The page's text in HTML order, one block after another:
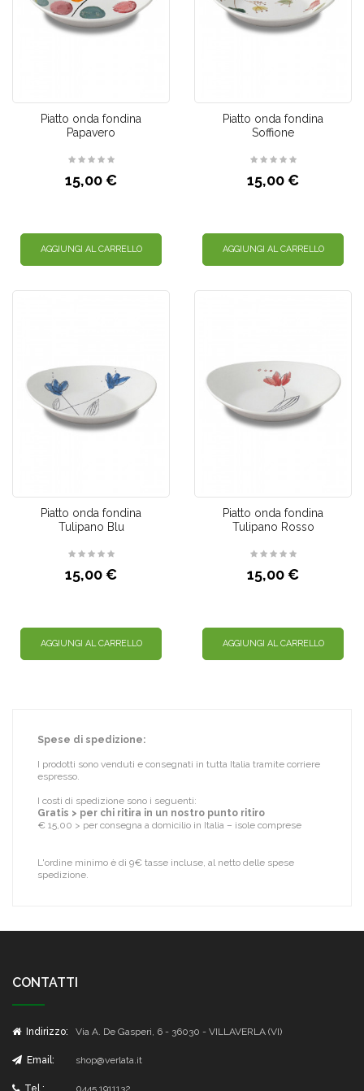
Piatto onda fondina
Papavero
15,00 €
AGGIUNGI AL CARRELLO
Piatto onda fondina
Soffione
15,00 €
AGGIUNGI AL CARRELLO
Piatto onda fondina
Tulipano Blu
15,00 €
AGGIUNGI AL CARRELLO
Piatto onda fondina
Tulipano Rosso
15,00 €
AGGIUNGI AL CARRELLO
Spese di spedizione:
I prodotti sono venduti e consegnati in tutta Italia tramite corriere
espresso.
I costi di spedizione sono i seguenti:
Gratis > per chi ritira in un nostro punto ritiro
€ 15,00 > per consegna a domicilio in Italia – isole comprese
L'ordine minimo è di 9€ tasse incluse, al netto delle spese
spedizione.
CONTATTI
Indirizzo: Via A. De Gasperi, 6 - 36030 - VILLAVERLA (VI)
Email: shop@verlata.it
Tel.: 0445 1911132